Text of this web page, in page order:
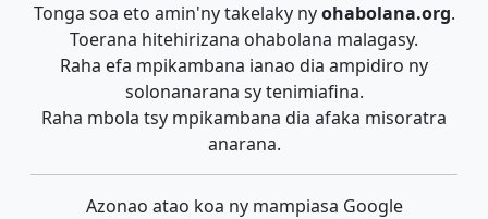
Tonga soa eto amin'ny takelaky nyohabolana.org.
Toerana hitehirizana ohabolana malagasy.
Raha efa mpikambana ianao dia ampidiro ny
solonanarana sy tenimiafina.
Raha mbola tsy mpikambana dia afaka misoratra
anarana.
Azonao atao koa ny mampiasa Google